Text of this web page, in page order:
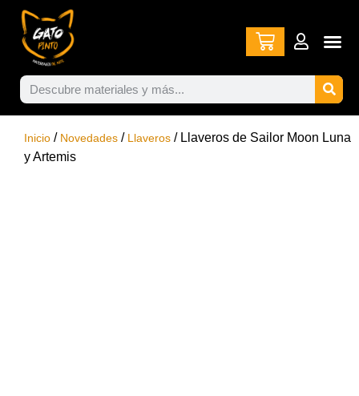
Inicio / Novedades / Llaveros / Llaveros de Sailor Moon Luna
y Artemis